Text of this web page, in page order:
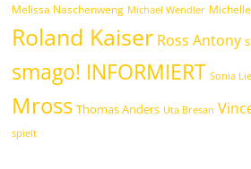
Melissa Naschenweng Michael Wendler Michelle
Roland Kaiser Ross Antony
smago! INFORMIERT Sonia
Mross Thomas Anders Uta Bresan
spielt